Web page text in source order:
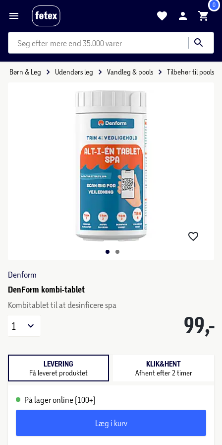
0
mere end 35.000 varer
Børn & Leg Udendørs leg Vandleg & pools Tilbehør til pools
Denform
DenForm kombi-tablet
Kombitablet til at desinficere spa
99,-
1
LEVERING
Få leveret produktet
KLIK&HENT
Afhent efter 2 timer
På lager online (100+)
Læg i kurv